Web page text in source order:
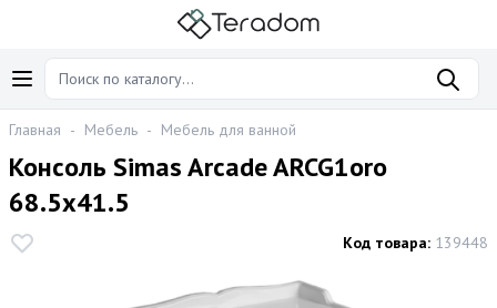
Главная - Мебель - Мебель для ванной
Консоль Simas Arcade ARCG1oro
68.5х41.5
Код товара: 139448